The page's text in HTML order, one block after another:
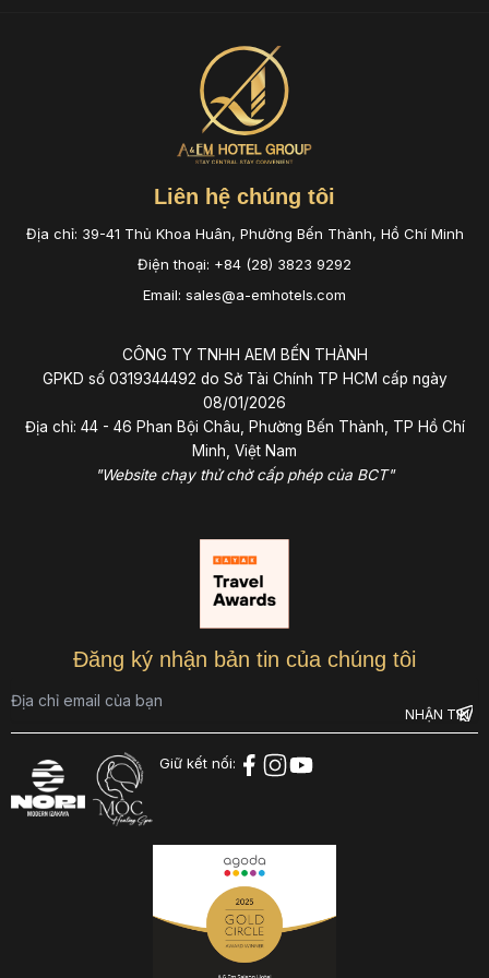
Liên hệ chúng tôi
Địa chỉ: 39-41 Thủ Khoa Huân, Phường Bến Thành, Hồ Chí Minh
Điện thoại: +84 (28) 3823 9292
Email: sales@a-emhotels.com
CÔNG TY TNHH AEM BẾN THÀNH
GPKD số 0319344492 do Sở Tài Chính TP HCM cấp ngày
08/01/2026
Địa chỉ: 44 - 46 Phan Bội Châu, Phường Bến Thành, TP Hồ Chí
Minh, Việt Nam
"Website chạy thử chờ cấp phép của BCT"
Đăng ký nhận bản tin của chúng tôi
Giữ kết nối: